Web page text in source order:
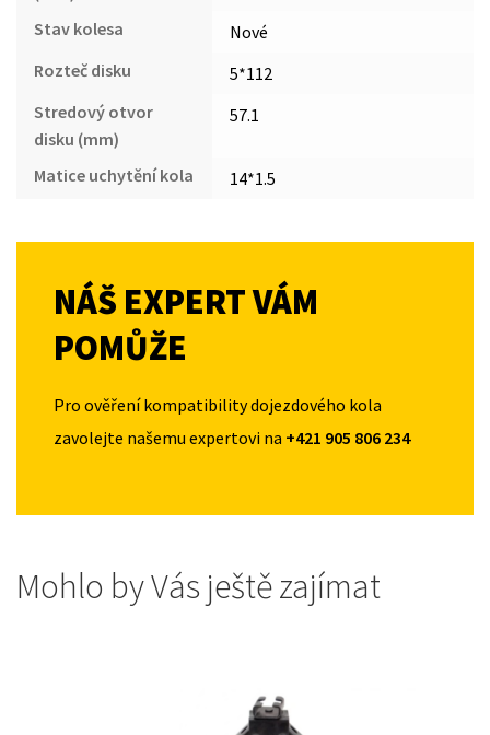
Stav kolesa
Nové
Rozteč disku
5*112
Stredový otvor
disku (mm)
57.1
Matice uchytění kola 14*1.5
NÁŠ EXPERT VÁM
POMŮŽE
Pro ověření kompatibility dojezdového kola
zavolejte našemu expertovi na +421 905 806 234
Mohlo by Vás ještě zajímat